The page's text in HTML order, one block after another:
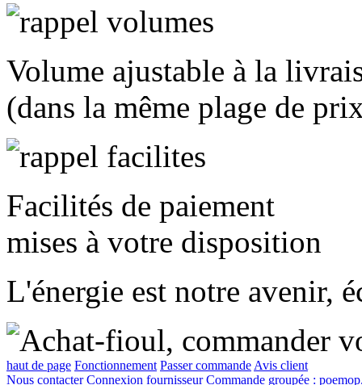
Volume ajustable à la
(dans la même plage de
Facilités de paiement
mises à votre disposition
L'énergie est notre avenir,
haut de page Fonctionnement Passer commandeAvis client
Nous contacter Connexion fournisseur Commande groupée :